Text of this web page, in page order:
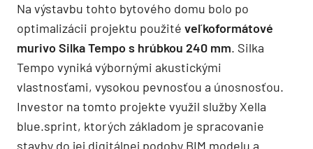
Na výstavbu tohto bytového domu bolo po
optimalizácii projektu použité veľkoformátové
murivo Silka Tempo s hrúbkou 240 mm. Silka
Tempo vyniká výbornými akustickými
vlastnosťami, vysokou pevnosťou a únosnosťou.
Investor na tomto projekte využil služby Xella
blue.sprint, ktorých základom je spracovanie
stavby do jej digitálnej podoby BIM modelu a